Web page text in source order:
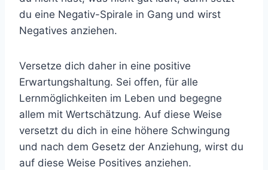
du eine Negativ-Spirale in Gang und wirst
Negatives anziehen.
Versetze dich daher in eine positive
Erwartungshaltung. Sei offen, für alle
Lernmöglichkeiten im Leben und begegne
allem mit Wertschätzung. Auf diese Weise
versetzt du dich in eine höhere Schwingung
und nach dem Gesetz der Anziehung, wirst du
auf diese Weise Positives anziehen.